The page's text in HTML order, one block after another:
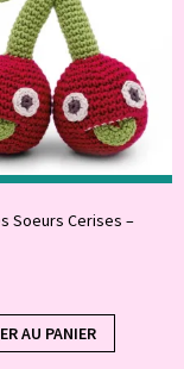
Soeurs Cerises –
AU PANIER